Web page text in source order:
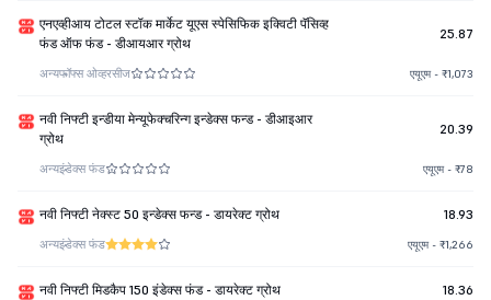
एनएव्हीआय टोटल स्टॉक मार्केट यूएस स्पेसिफिक इक्विटी पॅसिव्ह
फंड ऑफ फंड - डीआयआर ग्रोथ
25.87
अन्यफॉफ्स ओव्हरसीज एयूएम - ₹1,073
नवी निफ्टी इन्डीया मेन्यूफेक्चरिन्ग इन्डेक्स फन्ड - डीआइआर
ग्रोथ
20.39
अन्यइंडेक्स फंड एयूएम - ₹78
नवी निफ्टी नेक्स्ट 50 इन्डेक्स फन्ड - डायरेक्ट ग्रोथ 18.93
अन्यइंडेक्स फंड एयूएम - ₹1,266
नवी निफ्टी मिडकैप 150 इंडेक्स फंड - डायरेक्ट ग्रोथ 18.36